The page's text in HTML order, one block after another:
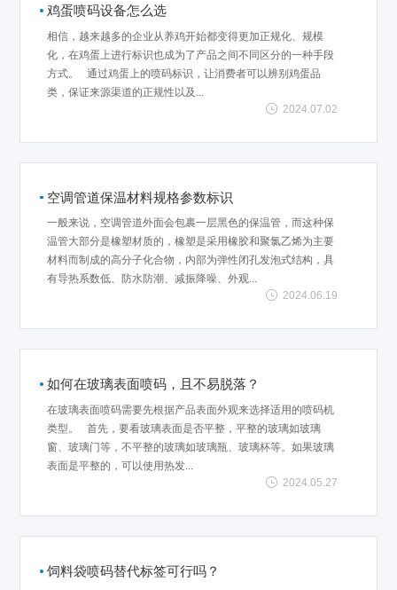
鸡蛋喷码设备怎么选
相信，越来越多的企业从养鸡开始都变得更加正规化、规模
化，在鸡蛋上进行标识也成为了产品之间不同区分的一种手段
方式。 通过鸡蛋上的喷码标识，让消费者可以辨别鸡蛋品
类，保证来源渠道的正规性以及...
2024.07.02
空调管道保温材料规格参数标识
一般来说，空调管道外面会包裹一层黑色的保温管，而这种保
温管大部分是橡塑材质的，橡塑是采用橡胶和聚氯乙烯为主要
材料而制成的高分子化合物，内部为弹性闭孔发泡式结构，具
有导热系数低、防水防潮、减振降噪、外观...
2024.06.19
如何在玻璃表面喷码，且不易脱落？
在玻璃表面喷码需要先根据产品表面外观来选择适用的喷码机
类型。 首先，要看玻璃表面是否平整，平整的玻璃如玻璃
窗、玻璃门等，不平整的玻璃如玻璃瓶、玻璃杯等。如果玻璃
表面是平整的，可以使用热发...
2024.05.27
饲料袋喷码替代标签可行吗？